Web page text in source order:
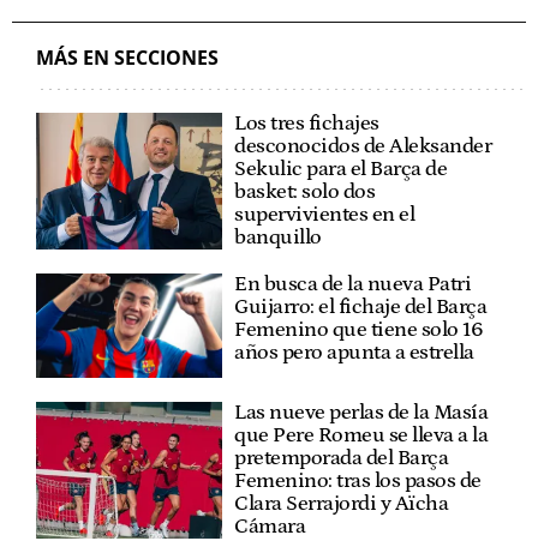
MÁS EN SECCIONES
Los tres fichajes
desconocidos de Aleksander
Sekulic para el Barça de
basket: solo dos
supervivientes en el
banquillo
En busca de la nueva Patri
Guijarro: el fichaje del Barça
Femenino que tiene solo 16
años pero apunta a estrella
Las nueve perlas de la Masía
que Pere Romeu se lleva a la
pretemporada del Barça
Femenino: tras los pasos de
Clara Serrajordi y Aïcha
Cámara